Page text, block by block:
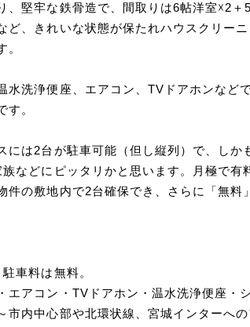
、堅牢な鉄骨造で、間取りは6帖洋室☓2
ど、きれいな状態が保たれハウスクリー
。
水洗浄便座、エアコン、TVドアホンなど
す。
には2台が駐車可能（但し縦列）で、し
などにピッタリかと思います。月極で有
件の敷地内で2台確保でき、さらに「無料
車料は無料。
エアコン・TVドアホン・温水洗浄便座・
市内中心部や北環状線、宮城インターへの